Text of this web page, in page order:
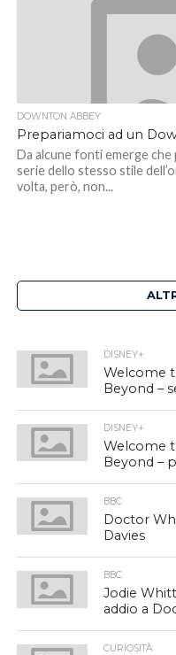
DOWNTON ABBEY
Prepariamoci ad un
Da alcune fonti emerge
serie dello stesso stile
volta, però, non...
DISNEY+
Welcome
Beyond –
DISNEY+
Welcome
Beyond –
BBC
Doctor
Davies
BBC
Jodie
addio a
CURIOSITÀ